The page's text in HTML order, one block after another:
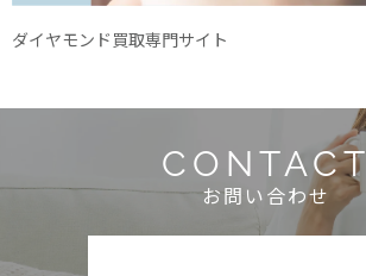
ダイヤモンド買取専門サイト
CONTACT
お問い合わせ